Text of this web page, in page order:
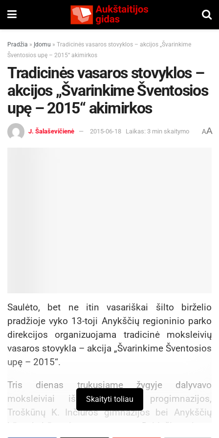
Pradžia » Įdomu » Tradicinės vasaros stovyklos – akcijos „Švarinkime
Šventosios upę – 2015“ akimirkos
Tradicinės vasaros stovyklos –
akcijos „Švarinkime Šventosios
upę – 2015“ akimirkos
J. Šalaševičienė 2015-06-18 Laikas: 3 min skaitymo AA
Saulėto, bet ne itin vasariškai šilto birželio
pradžioje vyko 13-toji Anykščių regioninio parko
direkcijos organizuojama tradicinė moksleivių
vasaros stovykla – akcija „Švarinkime Šventosios
upę – 2015“.
Tris dienas trukusiame žygyje dalyvavo
moksleiviai iš A.Vienuolio progimnazijos,
Troškūnų K. Inčiūros gimnazijos bei Anykščių
kūno kultūros ir sporto centro. Dvidešimt vieną
Skaityti toliau